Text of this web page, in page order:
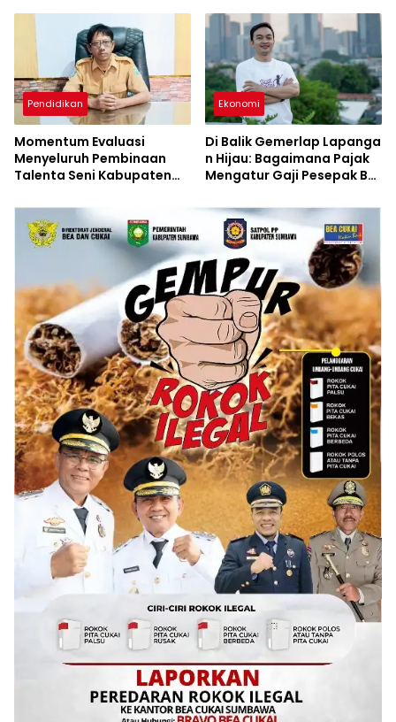
hingga Meja-Kursi Tak
Memadai
Pendidikan
Momentum Evaluasi
Menyeluruh Pembinaan
Talenta Seni Kabupaten
Ekonomi
Di Balik Gemerlap Lapanga
n Hijau: Bagaimana Pajak
Mengatur Gaji Pesepak Bol